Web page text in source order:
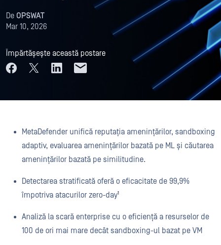
De OPSWAT
Mar 10, 2026
Împărtășește această postare
MetaDefender unifică reputația amenințărilor, sandboxing
adaptiv, evaluarea amenințărilor bazată pe ML și căutarea
amenințărilor bazată pe similitudine.
Detectarea stratificată oferă o eficacitate de 99,9%
împotriva atacurilor zero-day¹
Analiză la scară enterprise cu o eficiență a resurselor de
100 de ori mai mare decât sandboxing-ul bazat pe VM